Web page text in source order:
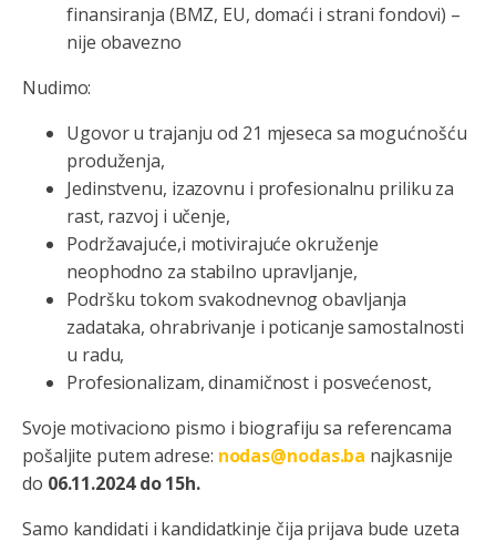
finansiranja (BMZ, EU, domaći i strani fondovi) –
nije obavezno
Nudimo:
Ugovor u trajanju od 21 mjeseca sa mogućnošću
produženja,
Jedinstvenu, izazovnu i profesionalnu priliku za
rast, razvoj i učenje,
Podržavajuće,i motivirajuće okruženje
neophodno za stabilno upravljanje,
Podršku tokom svakodnevnog obavljanja
zadataka, ohrabrivanje i poticanje samostalnosti
u radu,
Profesionalizam, dinamičnost i posvećenost,
Svoje motivaciono pismo i biografiju sa referencama
pošaljite putem adrese: nodas@nodas.ba najkasnije
do 06.11.2024 do 15h.
Samo kandidati i kandidatkinje čija prijava bude uzeta